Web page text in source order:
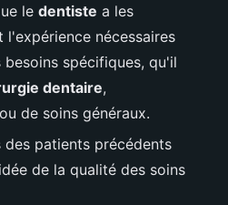
le dentiste a les
nécessaires
spécifiques, qu'il
dentaire,
de soins généraux.
des patients précédents
de la qualité des soins